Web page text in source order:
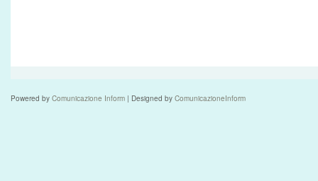
Powered by Comunicazione Inform | Designed by ComunicazioneInform